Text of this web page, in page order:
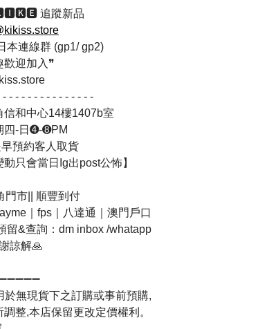
追蹤新品
本連線群 (gp1/ gp2)
歡迎加入❞
- - - - - - - - - - - - - -
信和中心14樓1407b室
四-日➍-➑PM
預約客人取貨
動只會當日Ig出post公怖】
門市|| 順豐到付
｜fps｜八達通｜澳門戶口
留&查詢：dm inbox /whatapp
諒解🙏
無現貨下之訂購或事前預購,
整,本店保留更改定價權利。